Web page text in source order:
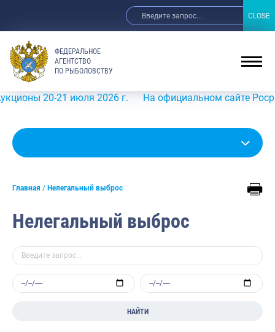
ФЕДЕРАЛЬНОЕ
АГЕНТСТВО
ПО РЫБОЛОВСТВУ
20-21 июля 2026 г. На официальном сайте
Главная Нелегальный выброс
Нелегальный выброс
НАЙТИ
CLOSE
CLOSE